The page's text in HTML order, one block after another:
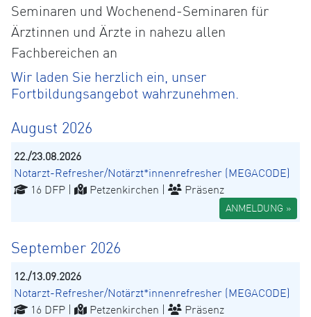
Seminaren und Wochenend-Seminaren für
Ärztinnen und Ärzte in nahezu allen
Fachbereichen an
Wir laden Sie herzlich ein, unser
Fortbildungsangebot wahrzunehmen.
August 2026
22./23.08.2026
Notarzt-Refresher/Notärzt*innenrefresher (MEGACODE)
16 DFP |
Petzenkirchen | Präsenz
ANMELDUNG »
September 2026
12./13.09.2026
Notarzt-Refresher/Notärzt*innenrefresher (MEGACODE)
16 DFP |
Petzenkirchen | Präsenz